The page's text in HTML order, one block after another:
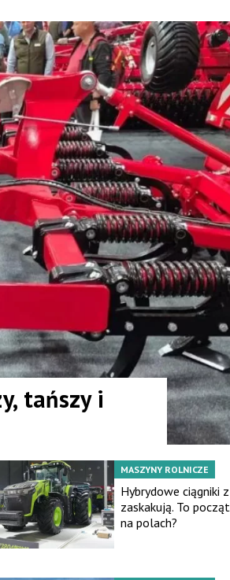
tańszy i
MASZYNY ROLNICZE
Hybrydowe ciągniki
zaskakują. To
na polach?